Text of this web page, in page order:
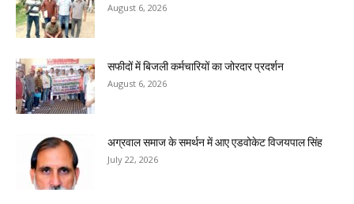
August 6, 2026
सफीदों में बिजली कर्मचारियों का जोरदार प्रदर्शन
August 6, 2026
अग्रवाल समाज के समर्थन में आए एडवोकेट विजयपाल सिंह
July 22, 2026